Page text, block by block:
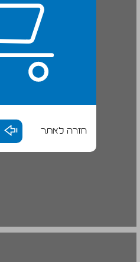
חזרה לאתר